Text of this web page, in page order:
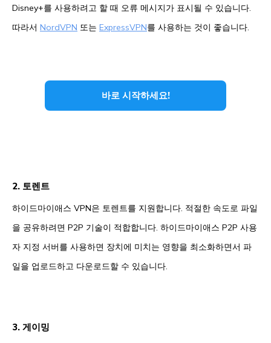
Disney+를 사용하려고 할 때 오류 메시지가 표시될 수 있습니다.
따라서 NordVPN 또는 ExpressVPN를 사용하는 것이 좋습니다.
바로 시작하세요!
2. 토렌트
하이드마이애스 VPN은 토렌트를 지원합니다. 적절한 속도로 파일
을 공유하려면 P2P 기술이 적합합니다. 하이드마이애스 P2P 사용
자 지정 서버를 사용하면 장치에 미치는 영향을 최소화하면서 파
일을 업로드하고 다운로드할 수 있습니다.
3. 게이밍